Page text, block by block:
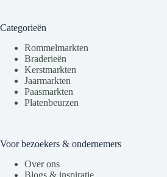
Categorieën
Rommelmarkten
Braderieën
Kerstmarkten
Jaarmarkten
Paasmarkten
Platenbeurzen
Voor bezoekers & ondernemers
Over ons
Blogs & inspiratie